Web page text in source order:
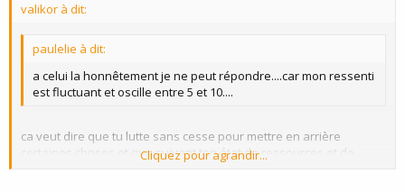
valikor à dit:
paulelie à dit:
a celui la honnêtement je ne peut répondre....car mon ressenti
est fluctuant et oscille entre 5 et 10....
ca veut dire que tu lutte sans cesse pour mettre en arrière
certaines choses et que suivant ton état de ressources et de
Cliquez pour agrandir...